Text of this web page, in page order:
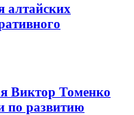
алтайских
Виктор Томенко
по развитию